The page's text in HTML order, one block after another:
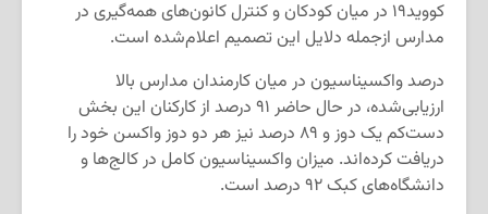
کووید۱۹ در میان کودکان و کنترل کانون‌های همه‌گیری در
مدارس ازجمله دلایل این تصمیم اعلام‌شده است.
درصد واکسیناسیون در میان کارمندان مدارس بالا
ارزیابی‌شده، در حال حاضر ۹۱ درصد از کارکنان این بخش
دست‌کم یک دوز و ۸۹ درصد نیز هر دو دوز واکسن خود را
دریافت کرده‌اند. میزان واکسیناسیون کامل در کالج‌ها و
دانشگاه‌های کبک ۹۲ درصد است.